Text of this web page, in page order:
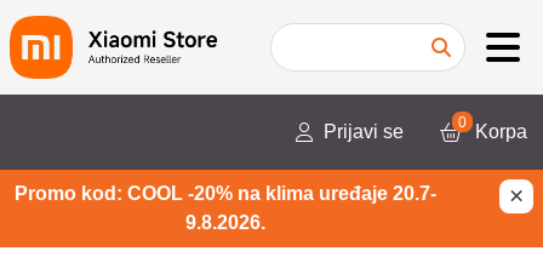
Prijavi se 0 Korpa
Promo kod: COOL -20% na klima uređaje 20.7-
9.8.2026.
×